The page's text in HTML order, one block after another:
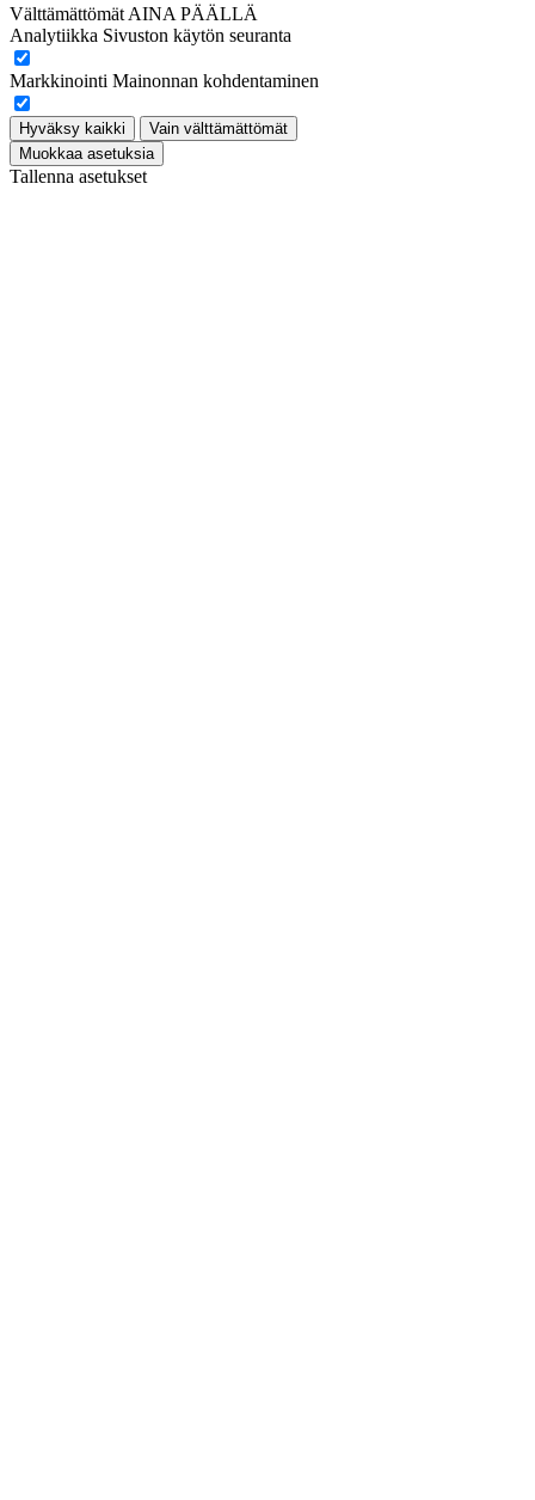
Välttämättömät AINA PÄÄLLÄ
Analytiikka Sivuston käytön seuranta
Markkinointi Mainonnan kohdentaminen
Hyväksy kaikki
Vain välttämättömät
Muokkaa asetuksia
Tallenna asetukset